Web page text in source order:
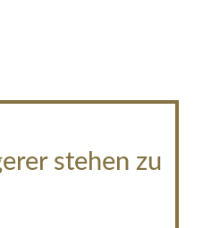
stehen zu